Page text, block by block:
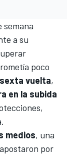
semana
a su
poco
sexta vuelta,
en la subida
medios, una
por